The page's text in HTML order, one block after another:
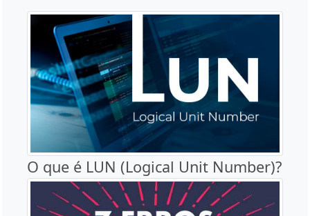
O que é LUN (Logical Unit Number)?